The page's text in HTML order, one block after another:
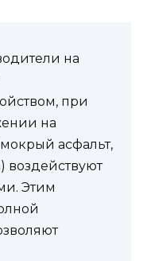
на
при
на
асфальт,
воздействуют
Этим